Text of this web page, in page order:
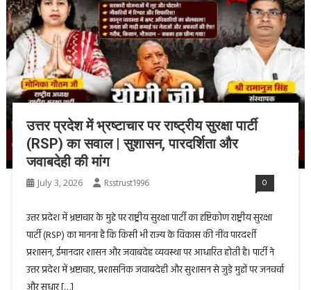
उत्तर प्रदेश में भ्रष्टाचार पर राष्ट्रीय सुरक्षा पार्टी
(RSP) का सवाल | सुशासन, पारदर्शिता और
जवाबदेही की मांग
July 3, 2026 Rsstrust1996 0
उत्तर प्रदेश में भ्रष्टाचार के मुद्दे पर राष्ट्रीय सुरक्षा पार्टी का दृष्टिकोण राष्ट्रीय सुरक्षा
पार्टी (RSP) का मानना है कि किसी भी राज्य के विकास की नींव पारदर्शी
प्रशासन, ईमानदार शासन और जवाबदेह व्यवस्था पर आधारित होती है। पार्टी ने
उत्तर प्रदेश में भ्रष्टाचार, प्रशासनिक जवाबदेही और सुशासन से जुड़े मुद्दों पर जनचर्चा